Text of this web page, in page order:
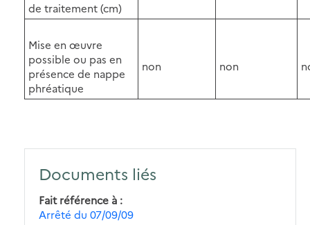
de traitement (cm)
Mise en œuvre
possible ou pas en
présence de nappe
phréatique
non non
Documents liés
Fait référence à
Arrêté du 07/09/09